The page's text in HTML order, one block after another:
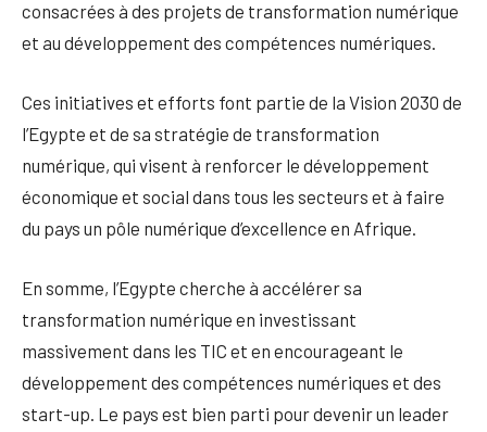
consacrées à des projets de transformation numérique
et au développement des compétences numériques.
Ces initiatives et efforts font partie de la Vision 2030 de
l’Egypte et de sa stratégie de transformation
numérique, qui visent à renforcer le développement
économique et social dans tous les secteurs et à faire
du pays un pôle numérique d’excellence en Afrique.
En somme, l’Egypte cherche à accélérer sa
transformation numérique en investissant
massivement dans les TIC et en encourageant le
développement des compétences numériques et des
start-up. Le pays est bien parti pour devenir un leader